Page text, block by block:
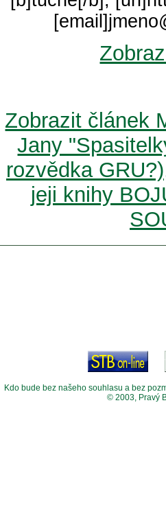
Zobrazit článek
Jany
rozvědka
jeji knihy
Kdo bude bez našeho souhlasu a bez
© 2003, Pravý